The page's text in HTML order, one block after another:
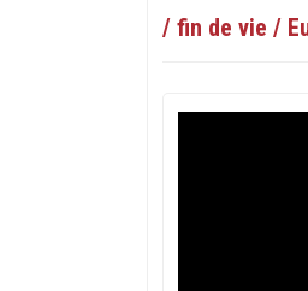
/ fin de vie /